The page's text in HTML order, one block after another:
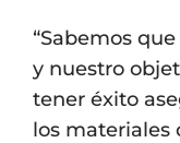
“Sabemos
y nuestro
tener éxito
los materiales